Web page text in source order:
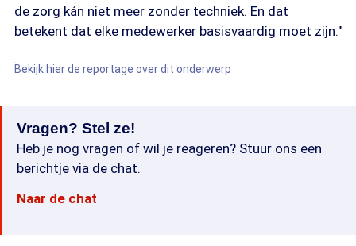
de zorg kán niet meer zonder techniek. En dat
betekent dat elke medewerker basisvaardig moet zijn."
Bekijk hier de reportage over dit onderwerp
Vragen? Stel ze!
Heb je nog vragen of wil je reageren? Stuur ons een
berichtje via de chat.
Naar de chat